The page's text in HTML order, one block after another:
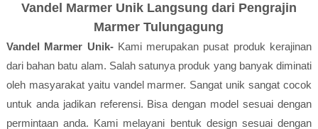
Vandel Marmer Unik Langsung dari Pengrajin
Marmer Tulungagung
Vandel Marmer Unik- Kami merupakan pusat produk kerajinan
dari bahan batu alam. Salah satunya produk yang banyak diminati
oleh masyarakat yaitu vandel marmer. Sangat unik sangat cocok
untuk anda jadikan referensi. Bisa dengan model sesuai dengan
permintaan anda. Kami melayani bentuk design sesuai dengan